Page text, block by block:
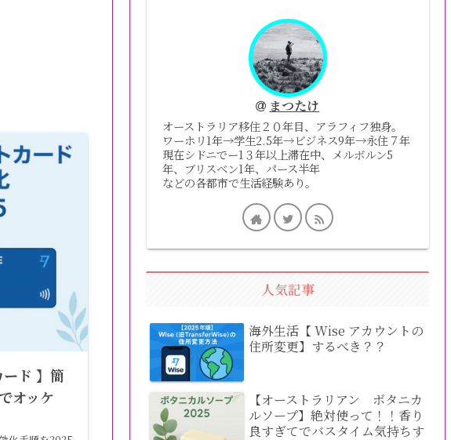
ード 】簡
オッケ
まつたけ
オーストラリア移住２０年目、アラフィフ独身。
ワーホリ1年→学生2.5年→ビジネス9年→永住７年
現在シドニでー1３年以上滞在中、メルボルン5
年、ブリスベン1年、パース半年
などの各都市で生活経験あり。
人気記事
海外生活【 Wise アカウントの
住所変更】するべき？？
【オーストラリアン ボタニカ
ルソープ】絶対使って！！香り
良すぎてでバスタイム気持ちす